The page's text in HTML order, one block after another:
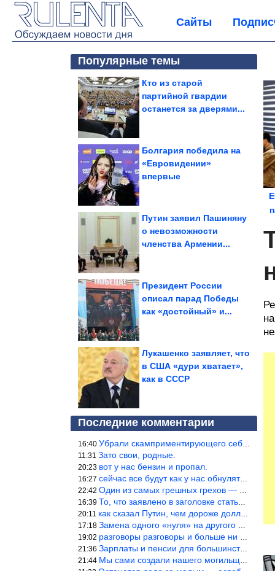
Сайты
Популярные темы
Кто из старой
партийной гвардии
останется за дверями...
Болгария победила на
«Евровидении»
впервые
Путин заявил Пашиняну
о невозможности
членства Армении...
Президент России
описал парад Победы
как «достойный» и...
Лукашенко заявляет, что
в США «дури хватает»,
как в СССР
Последние комментарии
16:40 Убрали скамприментирующего себя марианетку, кто будет следующим…
11:31 Зато свои, родные.
20:23 вот у нас бензин и пропал.
16:27 сейчас все будут как у нас обнуляться.
22:42 Один из самых грешных грехов — считать себя непогрешимым.
16:39 То, что заявлено в заголовке статьи противоречит утверждению &qu
20:11 как сказал Путин, чем дороже доллар тем дороже нефть продадим.
17:18 Замена одного «нуля» на другого «нуля» в рамках одной и той же с
19:02 разговоры разговоры и больше ни чего 9я часть балабола.
21:36 Зарплаты и пенсии для большинства населения в регионах нищенские
21:44 Мы сами создали нашего могильщика, это ИИ. Он нас и похоронит. М